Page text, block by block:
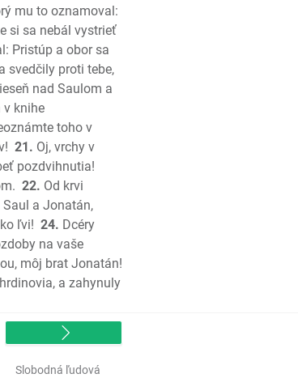
mu to oznamoval:
si sa nebál vystrieť
Pristúp a obor sa
svedčily proti tebe,
nad Saulom a
v knihe
toho v
21. Oj, vrchy v
pozdvihnutia!
22. Od krvi
Saul a Jonatán,
ľvi! 24. Dcéry
na vaše
môj brat Jonatán!
a zahynuly
Kontakt
Slobodná ľudová